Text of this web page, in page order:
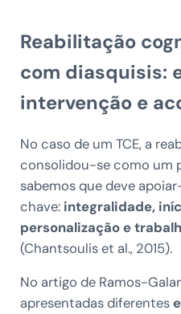
Reabilitação
com diasquisis:
intervenção e
No caso de um TCE, a
consolidou-se como um
sabemos que deve
chave: integralidade,
personalização e
(Chantsoulis et al., 2015).
No artigo de Ramos-
apresentadas diferentes